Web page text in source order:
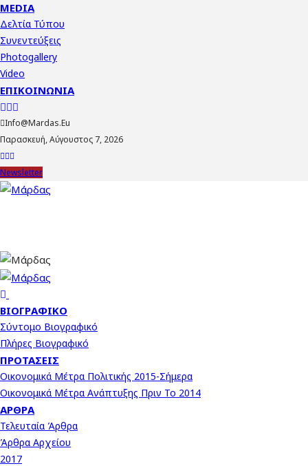
MEDIA
Δελτία Τύπου
Συνεντεύξεις
Photogallery
Video
ΕΠΙΚΟΙΝΩΝΊΑ
Info@mardas.eu
Παρασκευή, Αύγουστος 7, 2026
Newsletter
ΒΙΟΓΡΑΦΙΚΌ
Σύντομο Βιογραφικό
Πλήρες Βιογραφικό
ΠΡΟΤΆΣΕΙΣ
Οικονομικά Μέτρα Πολιτικής 2015-Σήμερα
Οικονομικά Μέτρα Ανάπτυξης Πριν Το 2014
ΆΡΘΡΑ
Τελευταία Άρθρα
Άρθρα Αρχείου
2017